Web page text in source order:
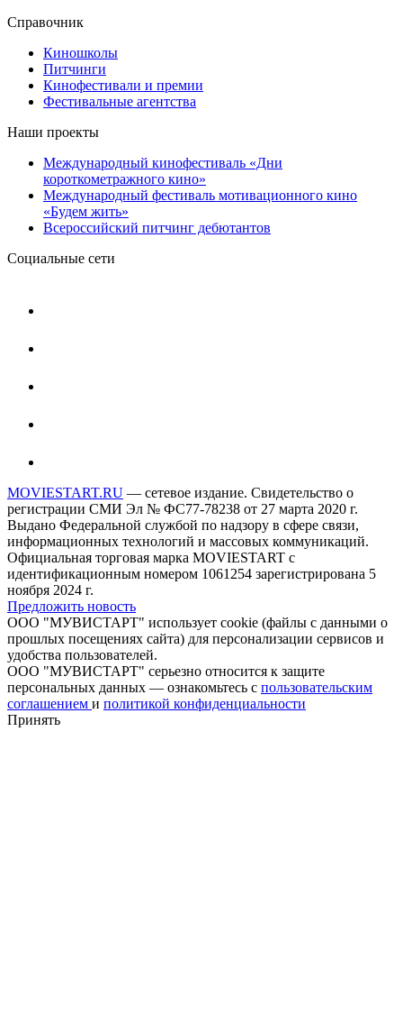
Справочник
Киношколы
Питчинги
Кинофестивали и премии
Фестивальные агентства
Наши проекты
Международный кинофестиваль «Дни
короткометражного кино»
Международный фестиваль мотивационного кино
«Будем жить»
Всероссийский питчинг дебютантов
Социальные сети
MOVIESTART.RU — сетевое издание. Свидетельство о
регистрации СМИ Эл № ФС77-78238 от 27 марта 2020 г.
Выдано Федеральной службой по надзору в сфере связи,
информационных технологий и массовых коммуникаций.
Официальная торговая марка MOVIESTART с
идентификационным номером 1061254 зарегистрирована 5
ноября 2024 г.
Предложить новость
ООО "МУВИСТАРТ" использует cookie (файлы с данными о
прошлых посещениях сайта) для персонализации сервисов и
удобства пользователей.
ООО "МУВИСТАРТ" серьезно относится к защите
персональных данных — ознакомьтесь с пользовательским
соглашением и политикой конфиденциальности
Принять